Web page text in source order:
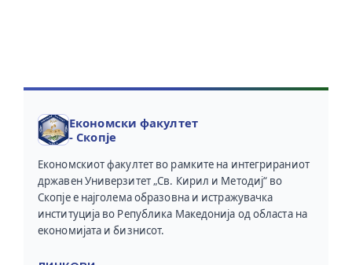
Економски факултет
- Скопје
Економскиот факултет во рамките на интегрираниот
државен Универзитет „Св. Кирил и Методиј“ во
Скопје е најголема образовна и истражувачка
институција во Република Македонија од областа на
економијата и бизнисот.